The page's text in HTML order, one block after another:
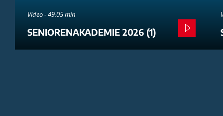
Video - 49:05 min
SENIORENAKADEMIE 2026 (1)